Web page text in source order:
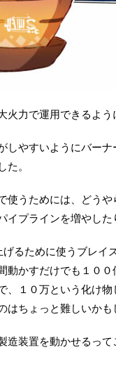
力で運用できるよう
やすいようにバーナ
。
うためには、どうや
プラインを増やした
るために使うブレイ
動かすだけでも１０
、１０万という化け
ちょっと難しいかも
造装置を動かせるっ